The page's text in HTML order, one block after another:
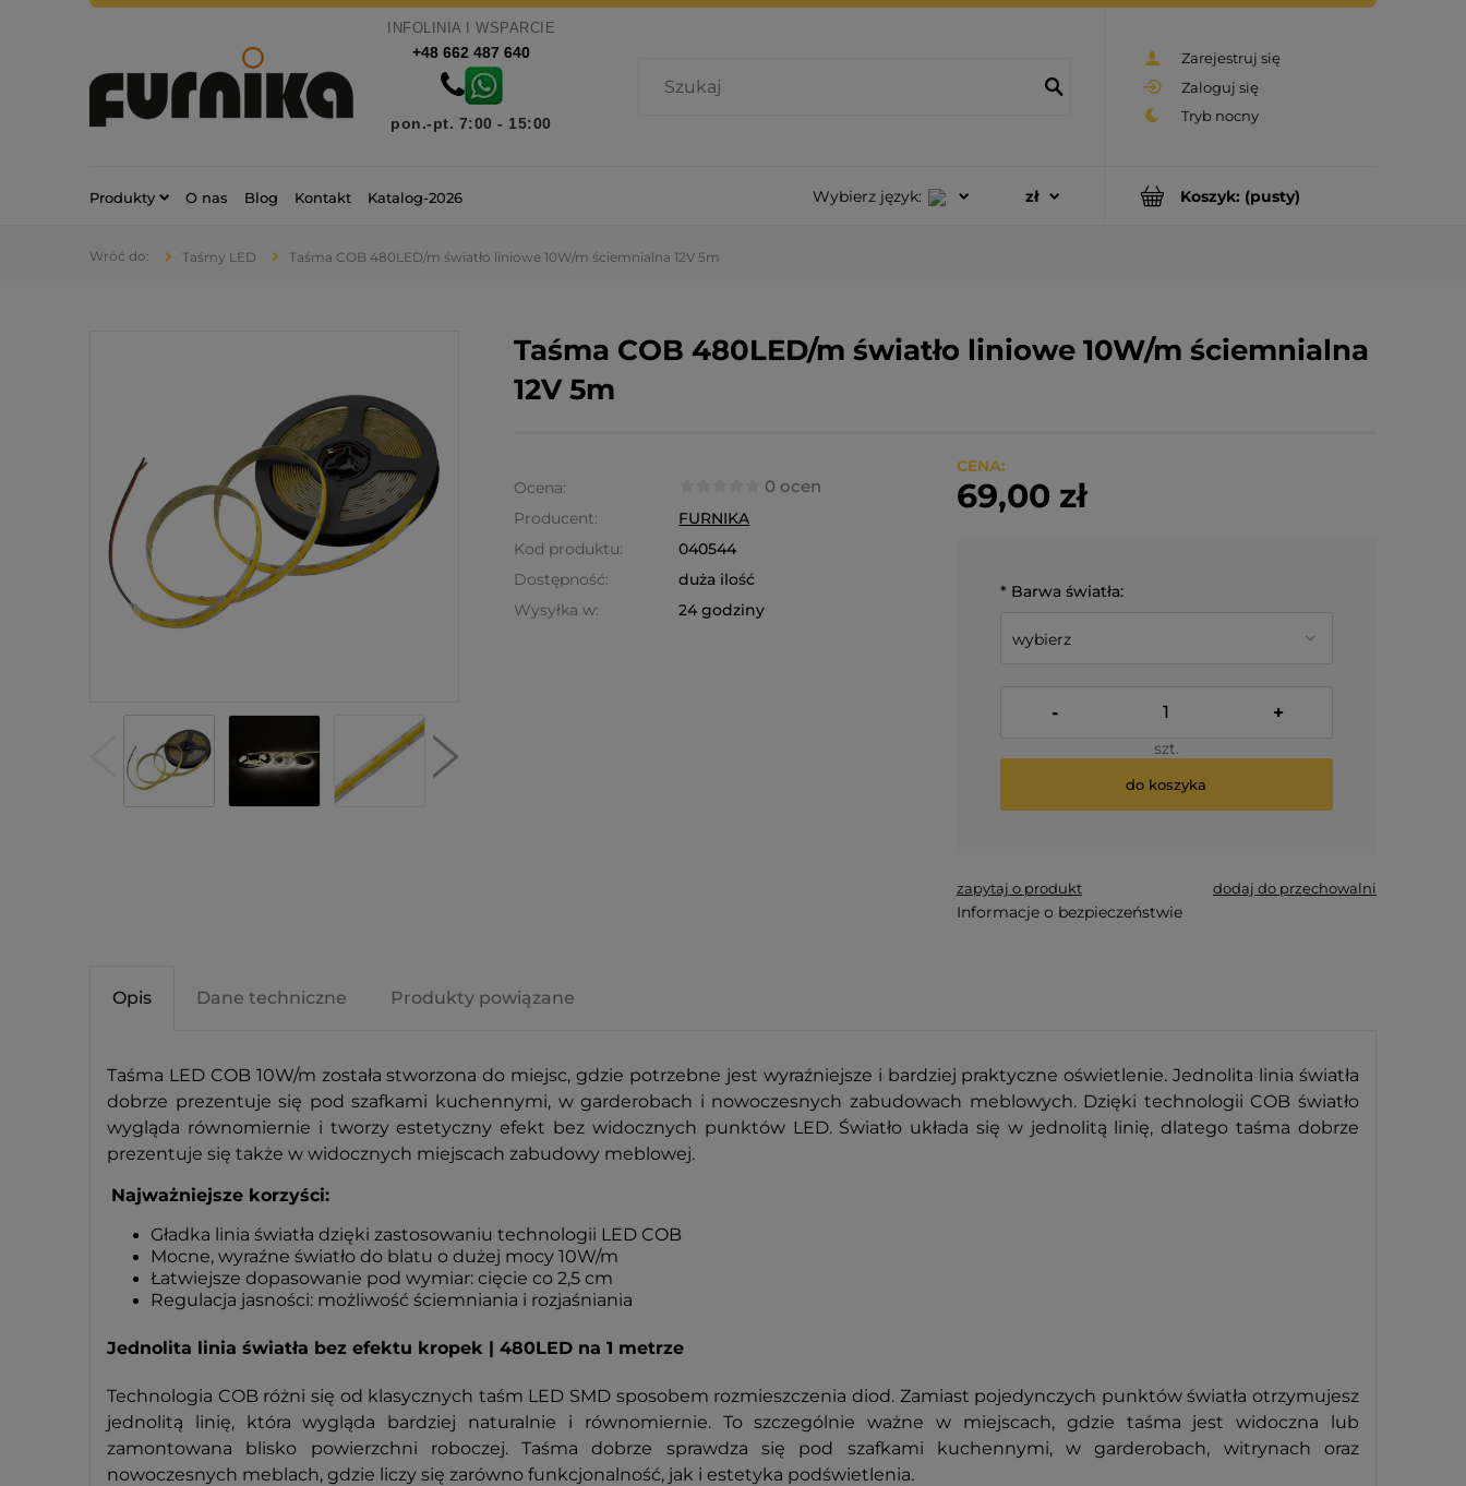
Zarejestruj się
Zaloguj się
INFOLINIA I WSPARCIE
+48 662 487 640
pon.-pt. 7:00 - 15:00
Koszyk: (pusty)
Wybierz język:
Produkty O nas Blog Kontakt Katalog-2026
Taśmy LED Taśma COB 480LED/m światło liniowe 10W/m ściemnialna 12V 5m
Taśma COB 480LED/m światło liniowe 10W/m ściemnialna
12V 5m
Ocena: 0 ocen
Producent:
FURNIKA
Kod produktu:
040544
Dostępność:
duża ilość
Wysyłka w:
24 godziny
CENA:
69,00 zł
* Barwa światła:
- +
szt.
do koszyka
zapytaj o produkt dodaj do przechowalni
Informacje o bezpieczeństwie
Opis Dane techniczne Produkty powiązane
Taśma LED COB 10W/m została stworzona do miejsc, gdzie potrzebne jest wyraźniejsze i bardziej praktyczne oświetlenie. Jednolita linia światła
dobrze prezentuje się pod szafkami kuchennymi, w garderobach i nowoczesnych zabudowach meblowych. Dzięki technologii COB światło
wygląda równomiernie i tworzy estetyczny efekt bez widocznych punktów LED. Światło układa się w jednolitą linię, dlatego taśma dobrze
prezentuje się także w widocznych miejscach zabudowy meblowej.
Najważniejsze korzyści:
Gładka linia światła dzięki zastosowaniu technologii LED COB
Mocne, wyraźne światło do blatu o dużej mocy 10W/m
Łatwiejsze dopasowanie pod wymiar: cięcie co 2,5 cm
Regulacja jasności: możliwość ściemniania i rozjaśniania
Jednolita linia światła bez efektu kropek | 480LED na 1 metrze
Technologia COB różni się od klasycznych taśm LED SMD sposobem rozmieszczenia diod. Zamiast pojedynczych punktów światła otrzymujesz
jednolitą linię, która wygląda bardziej naturalnie i równomiernie. To szczególnie ważne w miejscach, gdzie taśma jest widoczna lub
zamontowana blisko powierzchni roboczej.Taśma dobrze sprawdza się pod szafkami kuchennymi, w garderobach, witrynach oraz
nowoczesnych meblach, gdzie liczy się zarówno funkcjonalność, jak i estetyka podświetlenia.